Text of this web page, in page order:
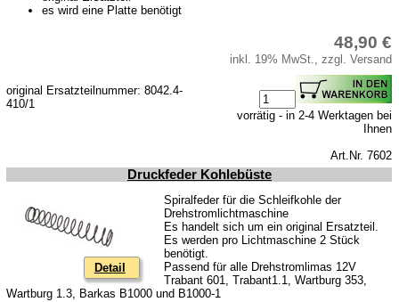
es wird eine Platte benötigt
original Ersatzteilnummer: 8042.4-
410/1
48,90 €
inkl. 19% MwSt., zzgl. Versand
vorrätig - in 2-4 Werktagen bei
Ihnen
Art.Nr. 7602
Druckfeder Kohlebüste
Detail
Spiralfeder für die Schleifkohle der
Drehstromlichtmaschine
Es handelt sich um ein original Ersatzteil.
Es werden pro Lichtmaschine 2 Stück
benötigt.
Passend für alle Drehstromlimas 12V
Trabant 601, Trabant1.1, Wartburg 353,
Wartburg 1.3, Barkas B1000 und B1000-1